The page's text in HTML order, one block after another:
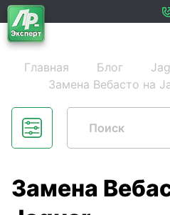
Главная Блог
Замена Вебасто на